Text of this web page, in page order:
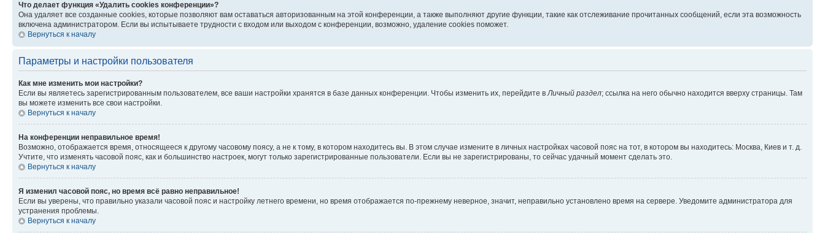
Что делает функция «Удалить cookies конференции»?
Она удаляет все созданные cookies, которые позволяют вам оставаться авторизованным на этой конференции, а также выполняют другие функции, такие как отслеживание прочитанных сообщений, если эта возможность
включена администратором. Если вы испытываете трудности с входом или выходом с конференции, возможно, удаление cookies поможет.
Вернуться к началу
Параметры и настройки пользователя
Как мне изменить мои настройки?
Если вы являетесь зарегистрированным пользователем, все ваши настройки хранятся в базе данных конференции. Чтобы изменить их, перейдите вЛичный раздел; ссылка на него обычно находится вверху страницы. Там
вы можете изменить все свои настройки.
Вернуться к началу
На конференции неправильное время!
Возможно, отображается время, относящееся к другому часовому поясу, а не к тому, в котором находитесь вы. В этом случае измените в личных настройках часовой пояс на тот, в котором вы находитесь: Москва, Киев и т. д.
Учтите, что изменять часовой пояс, как и большинство настроек, могут только зарегистрированные пользователи. Если вы не зарегистрированы, то сейчас удачный момент сделать это.
Вернуться к началу
Я изменил часовой пояс, но время всё равно неправильное!
Если вы уверены, что правильно указали часовой пояс и настройку летнего времени, но время отображается по-прежнему неверное, значит, неправильно установлено время на сервере. Уведомите администратора для
устранения проблемы.
Вернуться к началу